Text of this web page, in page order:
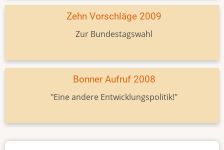
Zehn Vorschläge 2009
Zur Bundestagswahl
Bonner Aufruf 2008
"Eine andere Entwicklungspolitik!"